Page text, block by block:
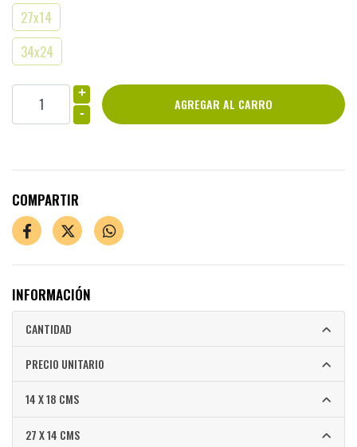
27x14
34x24
+
-
COMPARTIR
INFORMACIÓN
CANTIDAD
PRECIO UNITARIO
14 X 18 CMS
27 X 14 CMS